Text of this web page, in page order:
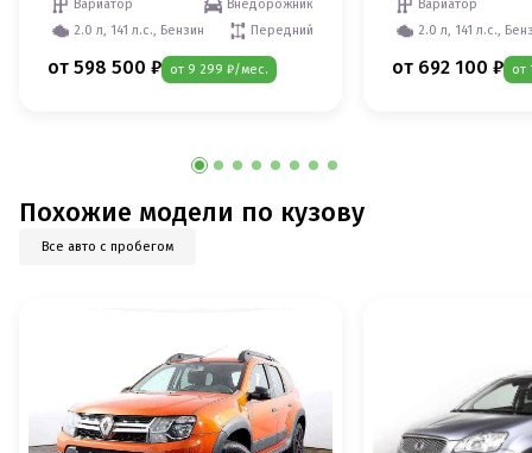
Вариатор
Внедорожник
2.0 л, 141 л.с., Бензин
Передний
от 598 500 ₽ от 9 299 ₽/мес.
Вариатор
2.0 л, 141 л.с.,
от 692 100 ₽ от
Похожие модели по кузову
Все авто с пробегом